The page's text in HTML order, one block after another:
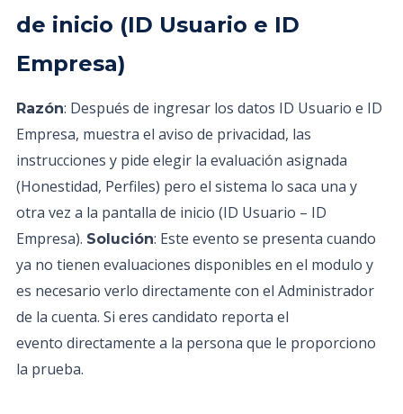
de inicio (ID Usuario e ID
Empresa)
Razón: Después de ingresar los datos ID Usuario e ID
Empresa, muestra el aviso de privacidad, las
instrucciones y pide elegir la evaluación asignada
(Honestidad, Perfiles) pero el sistema lo saca una y
otra vez a la pantalla de inicio (ID Usuario – ID
Empresa). Solución: Este evento se presenta cuando
ya no tienen evaluaciones disponibles en el modulo y
es necesario verlo directamente con el Administrador
de la cuenta. Si eres candidato reporta el
evento directamente a la persona que le proporciono
la prueba.